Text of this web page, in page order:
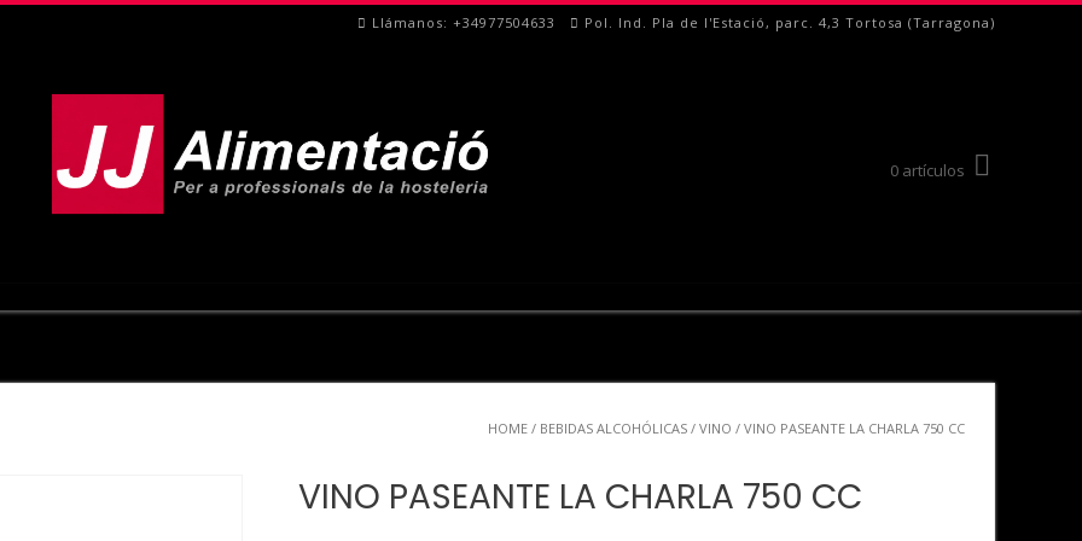
Llámanos: +34977504633 Pol. Ind. Pla de l'Estació, parc. 4,3 Tortosa (Tarragona)
0 artículos
HOME / BEBIDAS ALCOHÓLICAS / VINO / VINO PASEANTE LA CHARLA 750 CC
VINO PASEANTE LA CHARLA 750 CC